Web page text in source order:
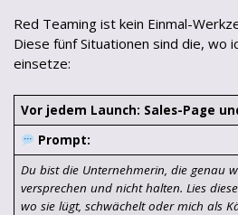
Red Teaming ist kein Einmal-
Diese fünf Situationen sind die, wo
einsetze:
Vor jedem Launch: Sales-Page
Prompt:
Du bist die Unternehmerin, die genau
versprechen und nicht halten. Lies
wo sie lügt, schwächelt oder mich als